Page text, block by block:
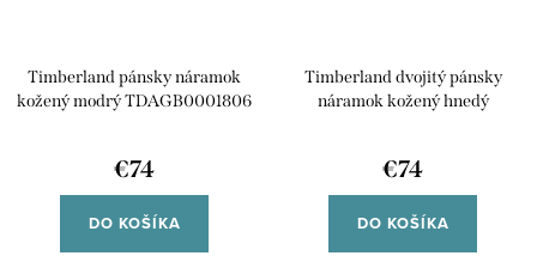
Timberland pánsky náramok
kožený modrý TDAGB0001806
€74
DO KOŠÍKA
Timberland dvojitý pánsky
náramok kožený hnedý
€74
DO KOŠÍKA